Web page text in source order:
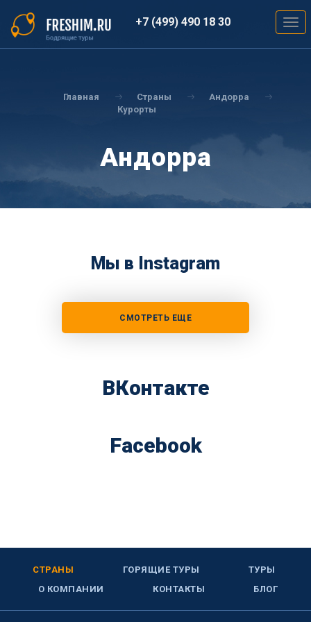
основному
содержанию
+7 (499) 490 18 30
Главная Страны
Андорра
Курорты
Андорра
Мы в Instagram
СМОТРЕТЬ ЕЩЕ
ВКонтакте
Facebook
СТРАНЫ ГОРЯЩИЕ ТУРЫ
ТУРЫ
О КОМПАНИИ
КОНТАКТЫ БЛОГ